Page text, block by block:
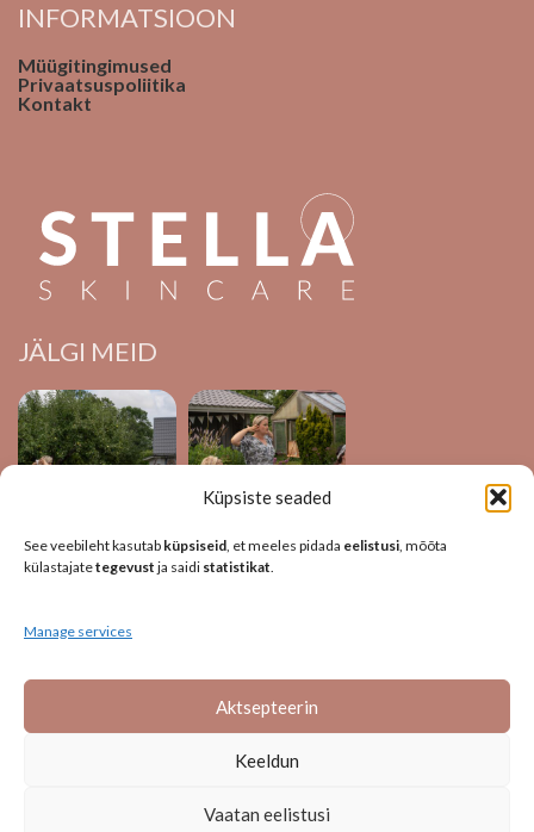
Küpsiste seaded
See veebileht kasutab küpsiseid, et meeles pidada eelistusi, mõõta
külastajatetegevust ja saidi statistikat.
Manage services
Aktsepteerin
Keeldun
Vaatan eelistusi
INFORMATSIOON
Müügitingimused
Privaatsuspoliitika
Kontakt
JÄLGI MEID